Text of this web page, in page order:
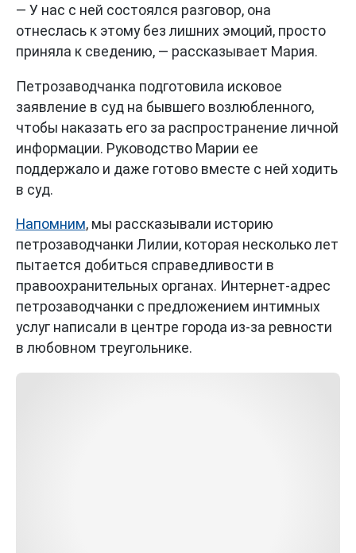
— У нас с ней состоялся разговор, она
отнеслась к этому без лишних эмоций, просто
приняла к сведению, — рассказывает Мария.
Петрозаводчанка подготовила исковое
заявление в суд на бывшего возлюбленного,
чтобы наказать его за распространение личной
информации. Руководство Марии ее
поддержало и даже готово вместе с ней ходить
в суд.
Напомним, мы рассказывали историю
петрозаводчанки Лилии, которая несколько лет
пытается добиться справедливости в
правоохранительных органах. Интернет-адрес
петрозаводчанки с предложением интимных
услуг написали в центре города из-за ревности
в любовном треугольнике.